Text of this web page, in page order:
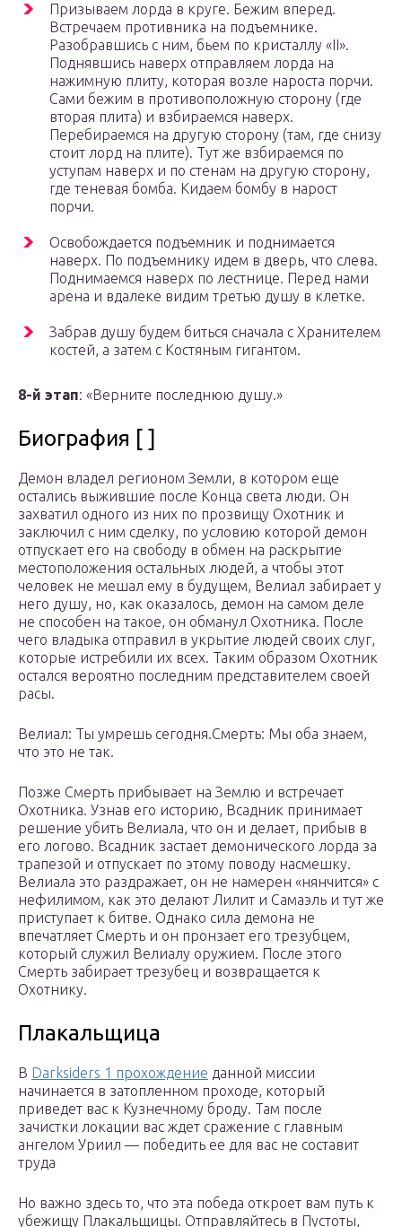
Призываем лорда в круге. Бежим вперед.
Встречаем противника на подъемнике.
Разобравшись с ним, бьем по кристаллу «II».
Поднявшись наверх отправляем лорда на
нажимную плиту, которая возле нароста порчи.
Сами бежим в противоположную сторону (где
вторая плита) и взбираемся наверх.
Перебираемся на другую сторону (там, где снизу
стоит лорд на плите). Тут же взбираемся по
уступам наверх и по стенам на другую сторону,
где теневая бомба. Кидаем бомбу в нарост
порчи.
Освобождается подъемник и поднимается
наверх. По подъемнику идем в дверь, что слева.
Поднимаемся наверх по лестнице. Перед нами
арена и вдалеке видим третью душу в клетке.
Забрав душу будем биться сначала с Хранителем
костей, а затем с Костяным гигантом.
8-й этап: «Верните последнюю душу.»
Биография [ ]
Демон владел регионом Земли, в котором еще
остались выжившие после Конца света люди. Он
захватил одного из них по прозвищу Охотник и
заключил с ним сделку, по условию которой демон
отпускает его на свободу в обмен на раскрытие
местоположения остальных людей, а чтобы этот
человек не мешал ему в будущем, Велиал забирает у
него душу, но, как оказалось, демон на самом деле
не способен на такое, он обманул Охотника. После
чего владыка отправил в укрытие людей своих слуг,
которые истребили их всех. Таким образом Охотник
остался вероятно последним представителем своей
расы.
Велиал: Ты умрешь сегодня.Смерть: Мы оба знаем,
что это не так.
Позже Смерть прибывает на Землю и встречает
Охотника. Узнав его историю, Всадник принимает
решение убить Велиала, что он и делает, прибыв в
его логово. Всадник застает демонического лорда за
трапезой и отпускает по этому поводу насмешку.
Велиала это раздражает, он не намерен «нянчится» с
нефилимом, как это делают Лилит и Самаэль и тут же
приступает к битве. Однако сила демона не
впечатляет Смерть и он пронзает его трезубцем,
который служил Велиалу оружием. После этого
Смерть забирает трезубец и возвращается к
Охотнику.
Плакальщица
В Darksiders 1 прохождение данной миссии
начинается в затопленном проходе, который
приведет вас к Кузнечному броду. Там после
зачистки локации вас ждет сражение с главным
ангелом Уриил — победить ее для вас не составит
труда
Но важно здесь то, что эта победа откроет вам путь к
убежищу Плакальщицы. Отправляйтесь в Пустоты,